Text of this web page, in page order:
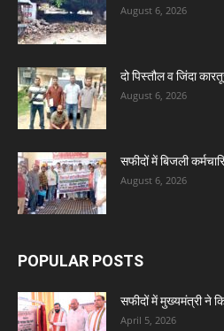
August 6, 2026
दो पिस्तौल व जिंदा
August 6, 2026
सफीदों में बिजली
August 6, 2026
POPULAR POSTS
सफीदों में मुख्यमंत्री ने
April 5, 2026